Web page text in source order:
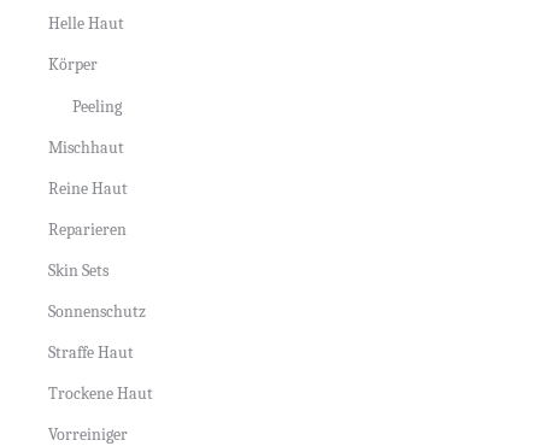
Helle Haut
Körper
Peeling
Mischhaut
Reine Haut
Reparieren
Skin Sets
Sonnenschutz
Straffe Haut
Trockene Haut
Vorreiniger